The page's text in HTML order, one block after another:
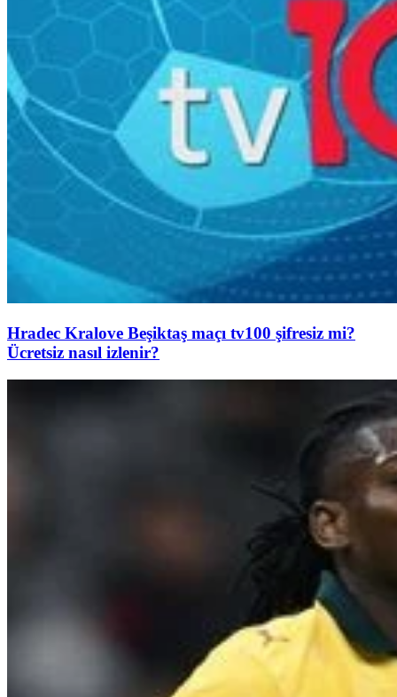
Hradec Kralove Beşiktaş maçı tv100 şifresiz mi?
Ücretsiz nasıl izlenir?